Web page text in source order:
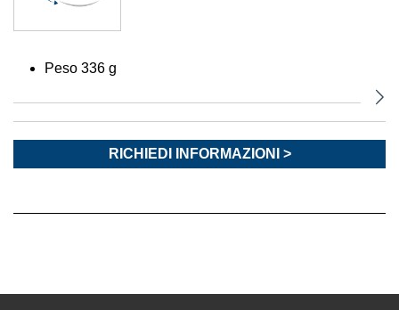
Peso 336 g
RICHIEDI INFORMAZIONI >